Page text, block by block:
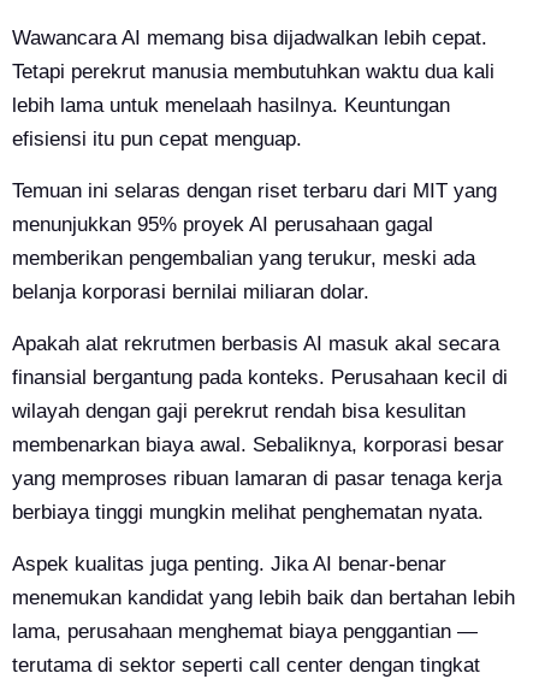
Wawancara AI memang bisa dijadwalkan lebih cepat.
Tetapi perekrut manusia membutuhkan waktu dua kali
lebih lama untuk menelaah hasilnya. Keuntungan
efisiensi itu pun cepat menguap.
Temuan ini selaras dengan riset terbaru dari MIT yang
menunjukkan 95% proyek AI perusahaan gagal
memberikan pengembalian yang terukur, meski ada
belanja korporasi bernilai miliaran dolar.
Apakah alat rekrutmen berbasis AI masuk akal secara
finansial bergantung pada konteks. Perusahaan kecil di
wilayah dengan gaji perekrut rendah bisa kesulitan
membenarkan biaya awal. Sebaliknya, korporasi besar
yang memproses ribuan lamaran di pasar tenaga kerja
berbiaya tinggi mungkin melihat penghematan nyata.
Aspek kualitas juga penting. Jika AI benar-benar
menemukan kandidat yang lebih baik dan bertahan lebih
lama, perusahaan menghemat biaya penggantian —
terutama di sektor seperti call center dengan tingkat